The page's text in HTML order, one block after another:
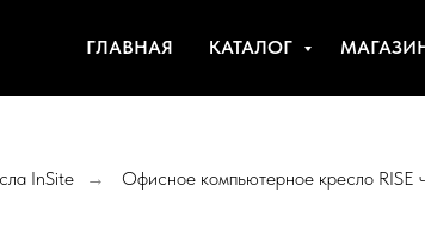
ГЛАВНАЯ КАТАЛОГ
InSite → Офисное компьютерное кресло RISE